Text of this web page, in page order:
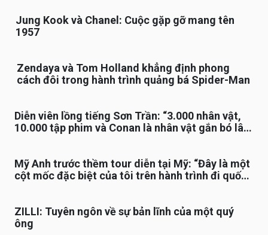
Jung Kook và Chanel: Cuộc gặp gỡ mang tên
1957
Zendaya và Tom Holland khẳng định phong
cách đôi trong hành trình quảng bá Spider-Man
Diễn viên lồng tiếng Sơn Trần: “3.000 nhân vật,
10.000 tập phim và Conan là nhân vật gắn bó lâu
Mỹ Anh trước thềm tour diễn tại Mỹ: “Đây là một
cột mốc đặc biệt của tôi trên hành trình đi quốc
ZILLI: Tuyên ngôn về sự bản lĩnh của một quý
ông